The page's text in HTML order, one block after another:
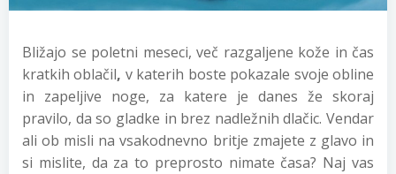
Bližajo se poletni meseci, več razgaljene kože in čas
kratkih oblačil, v katerih boste pokazale svoje obline
in zapeljive noge, za katere je danes že skoraj
pravilo, da so gladke in brez nadležnih dlačic. Vendar
ali ob misli na vsakodnevno britje zmajete z glavo in
si mislite, da za to preprosto nimate časa? Naj vas